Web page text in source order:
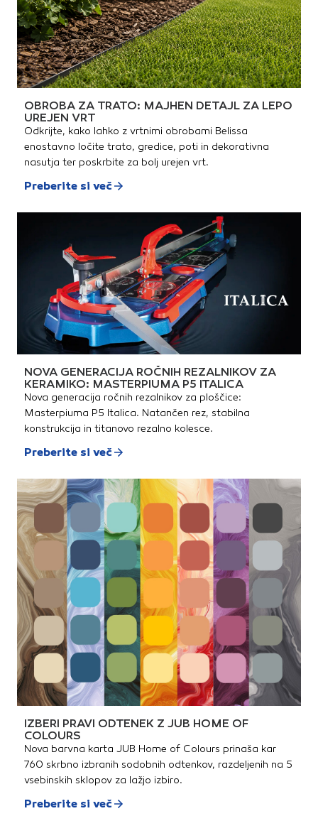
OBROBA ZA TRATO: MAJHEN DETAJL ZA LEPO
UREJEN VRT
Odkrijte, kako lahko z vrtnimi obrobami Belissa
enostavno ločite trato, gredice, poti in dekorativna
nasutja ter poskrbite za bolj urejen vrt.
Preberite si več
NOVA GENERACIJA ROČNIH REZALNIKOV ZA
KERAMIKO: MASTERPIUMA P5 ITALICA
Nova generacija ročnih rezalnikov za ploščice:
Masterpiuma P5 Italica. Natančen rez, stabilna
konstrukcija in titanovo rezalno kolesce.
Preberite si več
IZBERI PRAVI ODTENEK Z JUB HOME OF
COLOURS
Nova barvna karta JUB Home of Colours prinaša kar
760 skrbno izbranih sodobnih odtenkov, razdeljenih na 5
vsebinskih sklopov za lažjo izbiro.
Preberite si več